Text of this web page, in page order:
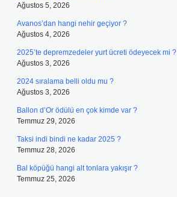
Ağustos 5, 2026
Avanos’dan hangi nehir geçiyor ?
Ağustos 4, 2026
2025’te depremzedeler yurt ücreti ödeyecek mi ?
Ağustos 3, 2026
2024 sıralama belli oldu mu ?
Ağustos 3, 2026
Ballon d’Or ödülü en çok kimde var ?
Temmuz 29, 2026
Taksi indi bindi ne kadar 2025 ?
Temmuz 28, 2026
Bal köpüğü hangi alt tonlara yakışır ?
Temmuz 25, 2026